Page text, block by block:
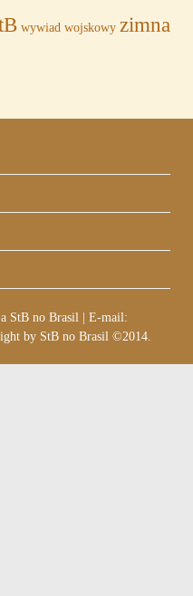
wywiad wojskowy zimna
StB no Brasil
E-mail:
by StB no Brasil ©2014.